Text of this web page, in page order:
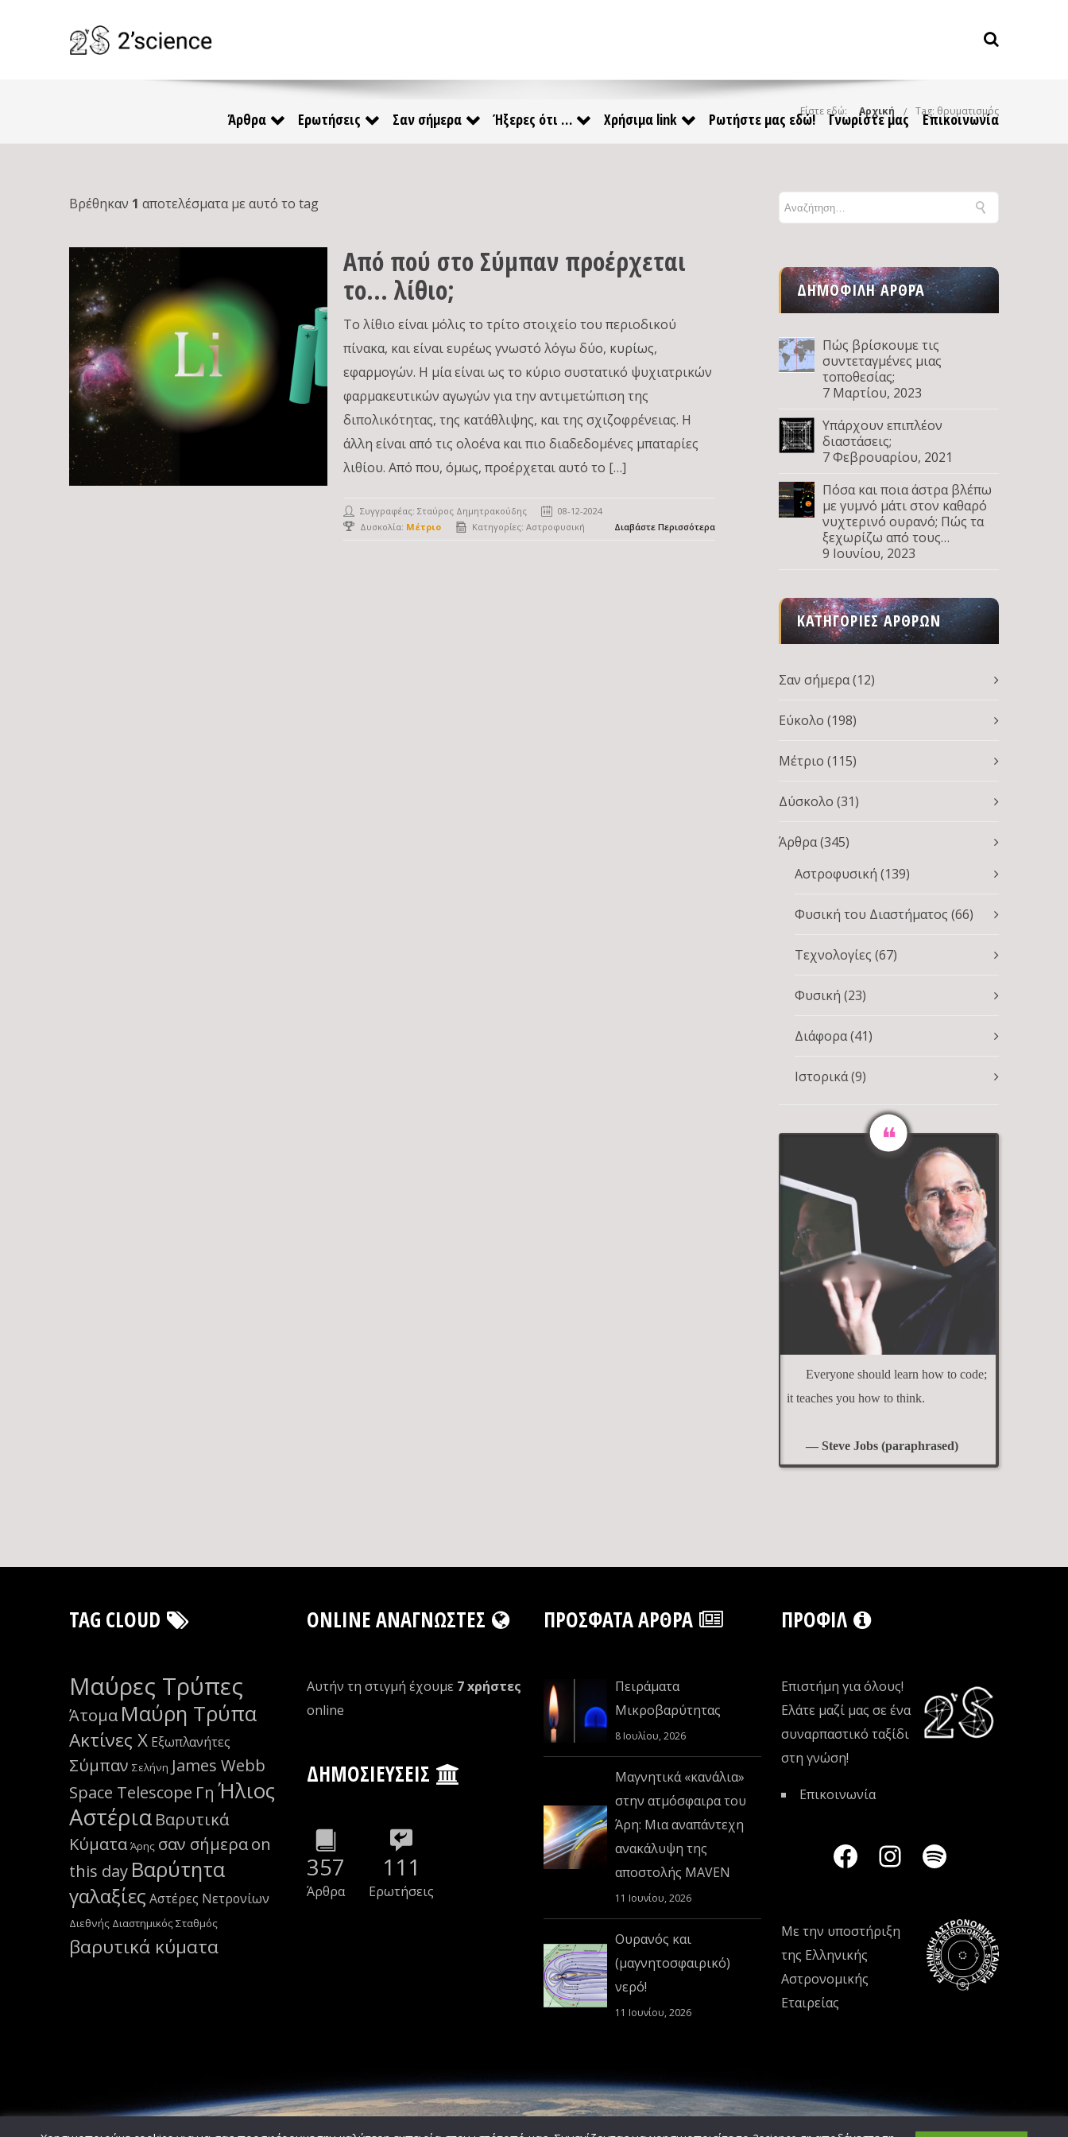
Άρθρα Ερωτήσεις Σαν σήμερα Ήξερες ότι … Χρήσιμα link Ρωτήστε μας εδώ! Γνωρίστε μας Επικοινωνία
Είστε εδώ: Αρχική Tag: θρυματισμός
Βρέθηκαν 1 αποτελέσματα με αυτό το tag
Από πού στο Σύμπαν προέρχεται
το… λίθιο;
Το λίθιο είναι μόλις το τρίτο στοιχείο του περιοδικού
πίνακα, και είναι ευρέως γνωστό λόγω δύο, κυρίως,
εφαρμογών. Η μία είναι ως το κύριο συστατικό ψυχιατρικών
φαρμακευτικών αγωγών για την αντιμετώπιση της
διπολικότητας, της κατάθλιψης, και της σχιζοφρένειας. Η
άλλη είναι από τις ολοένα και πιο διαδεδομένες μπαταρίες
λιθίου. Από που, όμως, προέρχεται αυτό το […]
Συγγραφέας:Σταύρος Δημητρακούδης
08-12-2024
Δυσκολία: Μέτριο Κατηγορίες:Αστροφυσική Διαβάστε Περισσότερα
ΔΗΜΟΦΙΛΉ ΆΡΘΡΑ
Πώς βρίσκουμε τις
συντεταγμένες μιας
τοποθεσίας;
7 Μαρτίου, 2023
Υπάρχουν επιπλέον
διαστάσεις;
7 Φεβρουαρίου, 2021
Πόσα και ποια άστρα βλέπω
με γυμνό μάτι στον καθαρό
νυχτερινό ουρανό; Πώς τα
ξεχωρίζω από τους
πλανήτες; Μέρος Δ
9 Ιουνίου, 2023
ΚΑΤΗΓΟΡΊΕΣ ΆΡΘΡΩΝ
Σαν σήμερα(12)
Εύκολο (198)
Μέτριο (115)
Δύσκολο (31)
Άρθρα(345)
Αστροφυσική (139)
Φυσική του Διαστήματος (66)
Τεχνολογίες (67)
Φυσική (23)
Διάφορα(41)
Ιστορικά(9)
Everyone should learn how to code;
it teaches you how to think.
— Steve Jobs (paraphrased)
TAG CLOUD
Μαύρες Τρύπες
Άτομα Μαύρη Τρύπα
Ακτίνες Χ Εξωπλανήτες
Σύμπαν Σελήνη James Webb
Space Telescope Γη Ήλιος
Αστέρια Βαρυτικά
Κύματα Άρης σαν σήμεραon
this day Βαρύτητα
γαλαξίες Αστέρες Νετρονίων
Διεθνής Διαστημικός Σταθμός
βαρυτικά κύματα
ONLINE ΑΝΑΓΝΏΣΤΕΣ
Αυτήν τη στιγμή έχουμε 7 xρήστες
οnline
ΔΗΜΟΣΙΕΎΣΕΙΣ
357
Άρθρα
111
Ερωτήσεις
ΠΡΌΣΦΑΤΑ ΆΡΘΡΑ
Πειράματα
Μικροβαρύτητας
8 Ιουλίου, 2026
Μαγνητικά «κανάλια»
στην ατμόσφαιρα του
Άρη: Μια αναπάντεχη
ανακάλυψη της
αποστολής MAVEN
11 Ιουνίου, 2026
Ουρανός και
(μαγνητοσφαιρικό)
νερό!
11 Ιουνίου, 2026
ΠΡΟΦΊΛ
Επιστήμη για όλους!
Ελάτε μαζί μας σε ένα
συναρπαστικό ταξίδι
στη γνώση!
Επικοινωνία
Με την υποστήριξη
της Ελληνικής
Αστρονομικής
Εταιρείας